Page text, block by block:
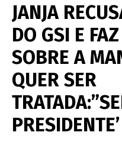
JANJA
DO GSI E
SOBRE A
QUER SER
PRESIDENTE’